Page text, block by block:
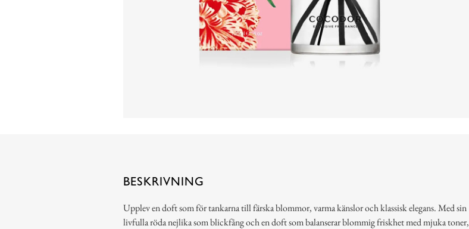
BESKRIVNING
Upplev en doft som för tankarna till färska blommor, varma känslor och klassisk elegans. Med sin
livfulla röda nejlika som blickfång och en doft som balanserar blommig friskhet med mjuka toner,